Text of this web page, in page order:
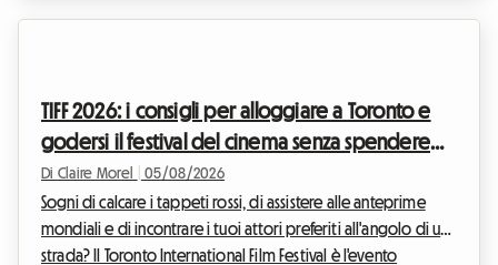
litorale portoghese. Tuttavia, un ost...
TIFF 2026: i consigli per alloggiare a Toronto e
godersi il festival del cinema senza spendere
una fortuna
Di Claire Morel 05/08/2026
Sogni di calcare i tappeti rossi, di assistere alle anteprime
mondiali e di incontrare i tuoi attori preferiti all'angolo di una
strada? Il Toronto International Film Festival è l'evento